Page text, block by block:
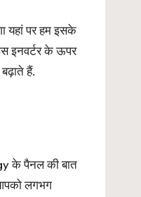
यहां पर हम इसके
इनवर्टर के ऊपर
हैं.
के पैनल की बात
लगभग